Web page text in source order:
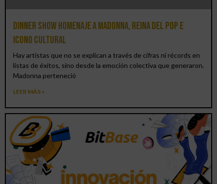
Dinner Show homenaje a Madonna, reina del pop e
icono cultural
Hay artistas que no se explican a través de cifras ni récords en
listas de éxitos, sino desde la emoción colectiva que generaron.
Madonna perteneció
LEER MÁS »